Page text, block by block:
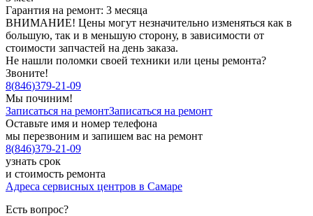
Гарантия на ремонт: 3 месяца
ВНИМАНИЕ! Цены могут незначительно изменяться как в
большую, так и в меньшую сторону, в зависимости от
стоимости запчастей на день заказа.
Не нашли поломки своей техники или цены ремонта?
Звоните!
8(846)379-21-09
Мы починим!
Записаться на ремонтЗаписаться на ремонт
Оставьте имя и номер телефона
мы перезвоним и запишем вас на ремонт
8(846)379-21-09
узнать срок
и стоимость ремонта
Адреса сервисных центров в Самаре
Есть вопрос?